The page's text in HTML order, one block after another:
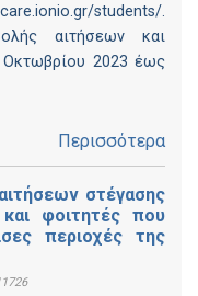
students/.
αιτήσεων και
Οκτωβρίου 2023 έως
Περισσότερα
στέγασης
φοιτητές που
περιοχές της